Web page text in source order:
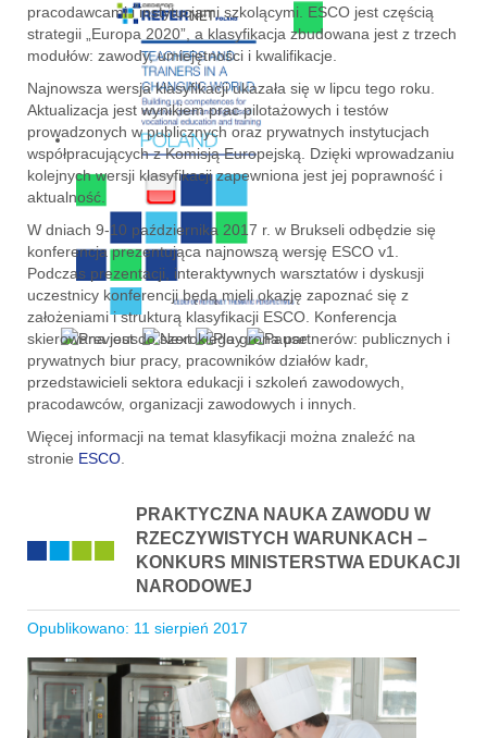
pracodawcami i instytucjami szkolącymi. ESCO jest częścią
strategii „Europa 2020”, a klasyfikacja zbudowana jest z trzech
modułów: zawody, umiejętności i kwalifikacje.
Najnowsza wersja klasyfikacji ukazała się w lipcu tego roku.
Aktualizacja jest wynikiem prac pilotażowych i testów
prowadzonych w publicznych oraz prywatnych instytucjach
współpracujących z Komisją Europejską. Dzięki wprowadzaniu
kolejnych wersji klasyfikacji zapewniona jest jej poprawność i
aktualność.
W dniach 9-10 października 2017 r. w Brukseli odbędzie się
konferencja prezentująca najnowszą wersję ESCO v1.
Podczas prezentacji, interaktywnych warsztatów i dyskusji
uczestnicy konferencji będą mieli okazję zapoznać się z
założeniami i strukturą klasyfikacji ESCO. Konferencja
skierowana jest do szerokiego grona partnerów: publicznych i
prywatnych biur pracy, pracowników działów kadr,
przedstawicieli sektora edukacji i szkoleń zawodowych,
pracodawców, organizacji zawodowych i innych.
Więcej informacji na temat klasyfikacji można znaleźć na
stronie ESCO
PRAKTYCZNA NAUKA ZAWODU W
RZECZYWISTYCH WARUNKACH –
KONKURS MINISTERSTWA EDUKACJI
NARODOWEJ
Opublikowano: 11 sierpień 2017